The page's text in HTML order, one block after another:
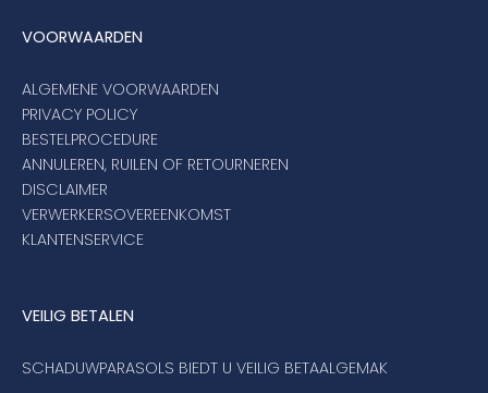
VOORWAARDEN
ALGEMENE VOORWAARDEN
PRIVACY POLICY
BESTELPROCEDURE
ANNULEREN, RUILEN OF RETOURNEREN
DISCLAIMER
VERWERKERSOVEREENKOMST
KLANTENSERVICE
VEILIG BETALEN
SCHADUWPARASOLS BIEDT U VEILIG BETAALGEMAK